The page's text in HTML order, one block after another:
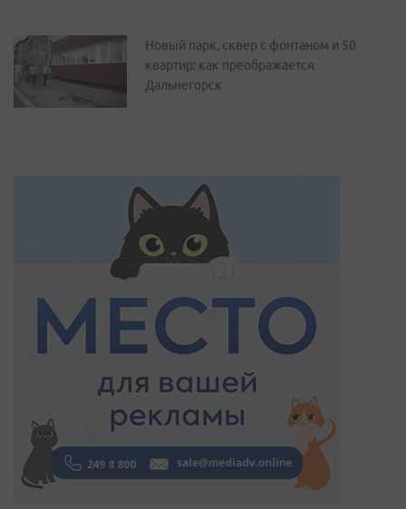
Новый парк, сквер с фонтаном и 50
квартир: как преображается
Дальнегорск